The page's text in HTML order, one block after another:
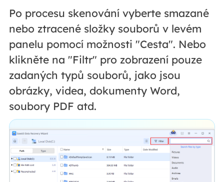
Po procesu skenování vyberte smazané
nebo ztracené složky souborů v levém
panelu pomocí možnosti "Cesta". Nebo
klikněte na "Filtr" pro zobrazení pouze
zadaných typů souborů, jako jsou
obrázky, videa, dokumenty Word,
soubory PDF atd.